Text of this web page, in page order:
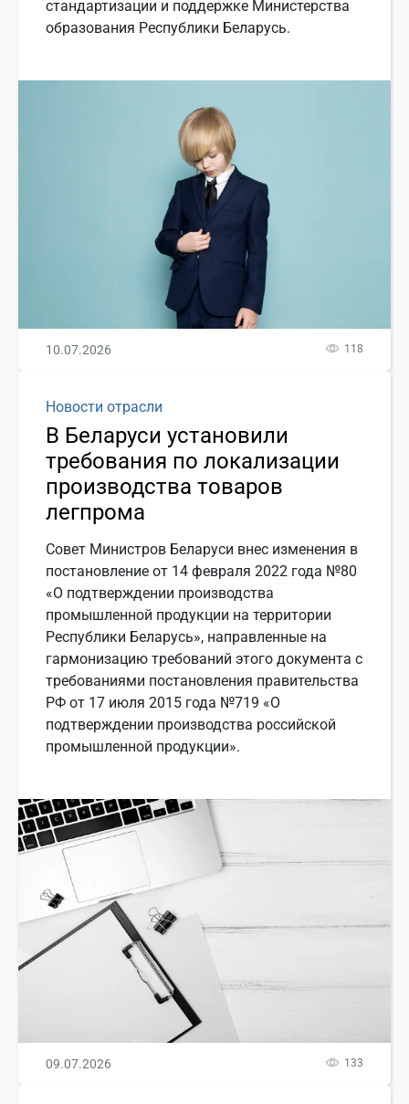
стандартизации и поддержке Министерства
образования Республики Беларусь.
10.07.2026 118
Новости отрасли
В Беларуси установили
требования по локализации
производства товаров
легпрома
Совет Министров Беларуси внес изменения в
постановление от 14 февраля 2022 года №80
«О подтверждении производства
промышленной продукции на территории
Республики Беларусь», направленные на
гармонизацию требований этого документа с
требованиями постановления правительства
РФ от 17 июля 2015 года №719 «О
подтверждении производства российской
промышленной продукции».
09.07.2026 133